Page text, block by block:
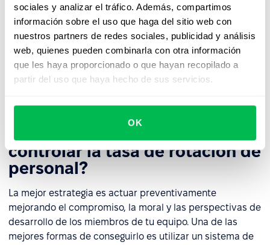
sociales y analizar el tráfico. Además, compartimos
información sobre el uso que haga del sitio web con
nuestros partners de redes sociales, publicidad y análisis
web, quienes pueden combinarla con otra información
que les haya proporcionado o que hayan recopilado a
partir del uso que haya hecho de sus servicios.
OK
interrupciones causadas por la salida constante de
empleados, las conexiones personales rotas y el estrés
que experimentan los empleados al adaptarse a sus
nuevos compañeros. La rotación de personal es hasta
cierto punto inevitable, pero es necesario esforzarse por
minimizar y controlar este proceso en la medida de lo
¿Cuál es la mejor manera de
controlar la tasa de rotación de
personal?
La mejor estrategia es actuar preventivamente
mejorando el compromiso, la moral y las perspectivas de
desarrollo de los miembros de tu equipo. Una de las
mejores formas de conseguirlo es utilizar un sistema de